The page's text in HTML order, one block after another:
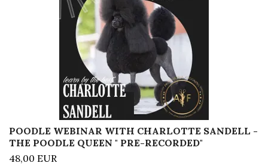
POODLE WEBINAR WITH CHARLOTTE SANDELL -
THE POODLE QUEEN " PRE-RECORDED"
48,00 EUR